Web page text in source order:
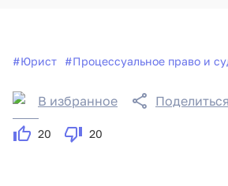
#Юрист #Процессуальное право и
В избранное Поделиться
20 20